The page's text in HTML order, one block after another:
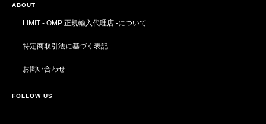
ABOUT
LIMIT - OMP 正規輸入代理店 -について
特定商取引法に基づく表記
お問い合わせ
FOLLOW US